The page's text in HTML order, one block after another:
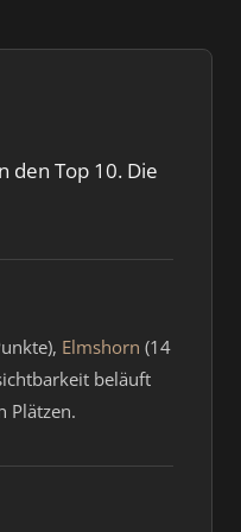
den Top 10. Die
Elmshorn (14
beläuft
Plätzen.